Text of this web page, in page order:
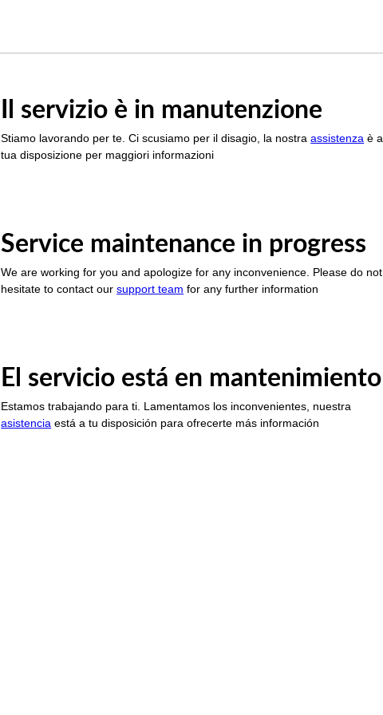
Il servizio è in manutenzione
Stiamo lavorando per te. Ci scusiamo per il disagio, la nostraassistenza è a
tua disposizione per maggiori informazioni
Service maintenance in progress
We are working for you and apologize for any inconvenience. Please do not
hesitate to contact oursupport team for any further information
El servicio está en mantenimiento
Estamos trabajando para ti. Lamentamos los inconvenientes, nuestra
asistencia está a tu disposición para ofrecerte más información